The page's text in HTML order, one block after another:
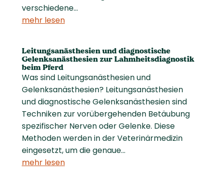
verschiedene...
mehr lesen
Leitungsanästhesien und diagnostische
Gelenksanästhesien zur Lahmheitsdiagnostik
beim Pferd
Was sind Leitungsanästhesien und
Gelenksanästhesien? Leitungsanästhesien
und diagnostische Gelenksanästhesien sind
Techniken zur vorübergehenden Betäubung
spezifischer Nerven oder Gelenke. Diese
Methoden werden in der Veterinärmedizin
eingesetzt, um die genaue...
mehr lesen